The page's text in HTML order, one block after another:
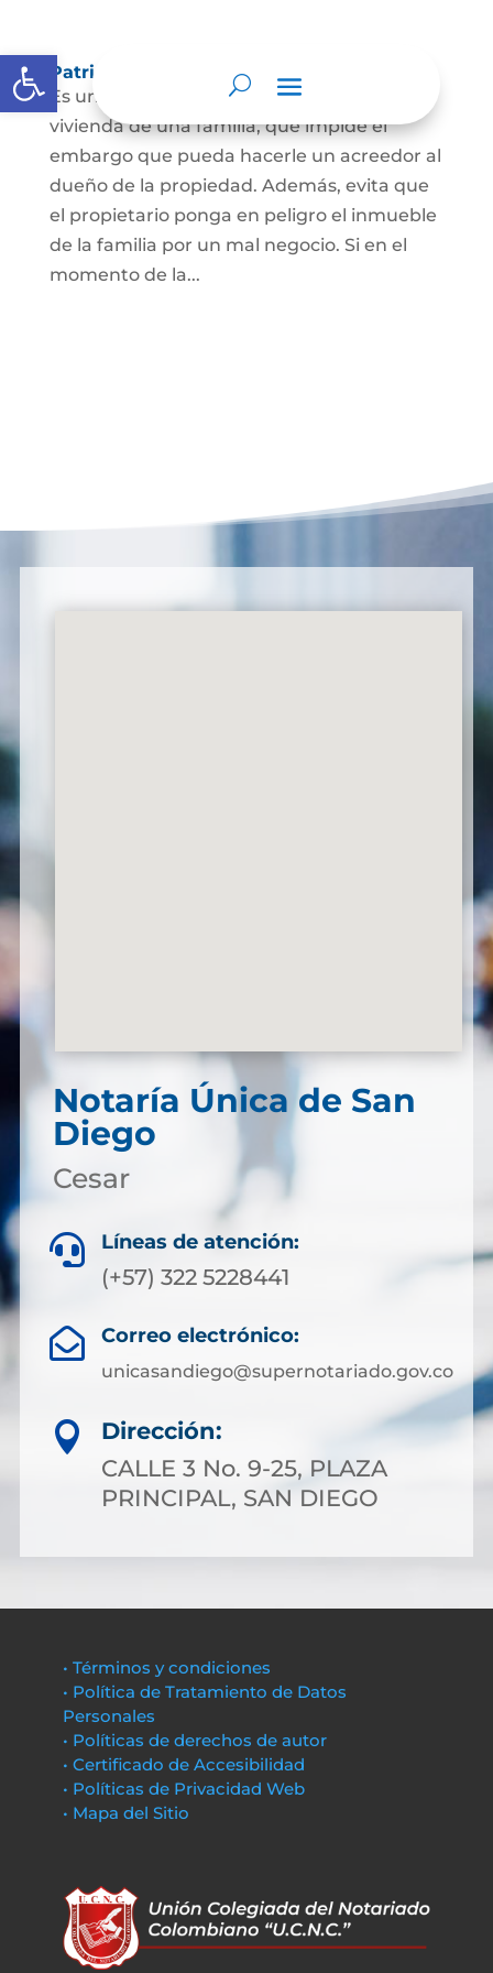
Abrir barra de herramientas
Patrimonio de familia inembargable
Es una clase especial de protección de la
vivienda de una familia, que impide el
embargo que pueda hacerle un acreedor al
dueño de la propiedad. Además, evita que
el propietario ponga en peligro el inmueble
de la familia por un mal negocio. Si en el
momento de la...
Notaría Única de San
Diego
Cesar
 Líneas de atención:
(+57) 322 5228441
 Correo electrónico:
unicasandiego@supernotariado.gov.co

Dirección:
CALLE 3 No. 9-25, PLAZA
PRINCIPAL, SAN DIEGO
• Términos y condiciones
• Política de Tratamiento de Datos
Personales
• Políticas de derechos de autor
• Certificado de Accesibilidad
• Políticas de Privacidad Web
• Mapa del Sitio